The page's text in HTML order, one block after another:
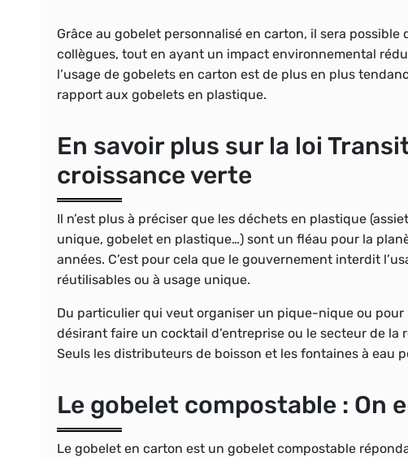
Grâce au gobelet personnalisé en carton, il sera
collègues, tout en ayant un impact environnemental
l’usage de gobelets en carton est de plus en plus
rapport aux gobelets en plastique.
En savoir plus sur la loi
croissance verte
Il n’est plus à préciser que les déchets en plastique
unique, gobelet en plastique…) sont un fléau pour la
années. C’est pour cela que le gouvernement interdit
réutilisables ou à usage unique.
Du particulier qui veut organiser un pique-nique ou pour
désirant faire un cocktail d’entreprise ou le secteur de
Seuls les distributeurs de boisson et les fontaines à eau
Le gobelet compostable : On
Le gobelet en carton est un gobelet compostable